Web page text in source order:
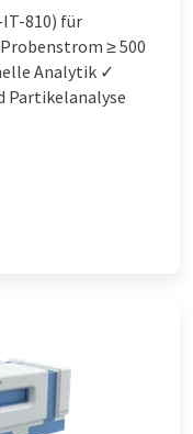
IT-810) für
≥ 500
Analytik ✓
Partikelanalyse